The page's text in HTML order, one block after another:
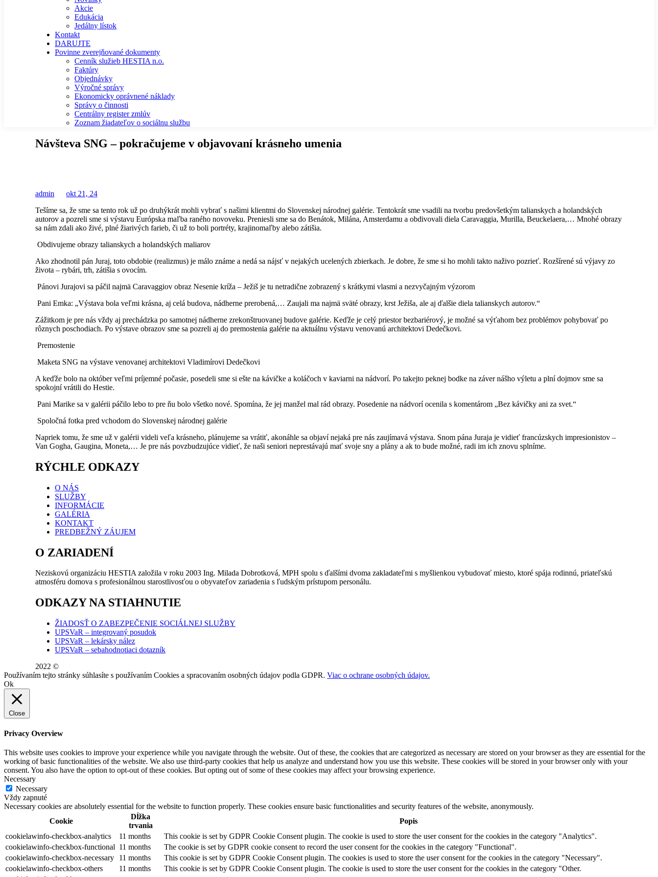
Akcie
Edukácia
Jedálny lístok
Kontakt
DARUJTE
Povinne zverejňované dokumenty
Cenník služieb HESTIA n.o.
Faktúry
Objednávky
Výročné správy
Ekonomicky oprávnené náklady
Správy o činnosti
Centrálny register zmlúv
Zoznam žiadateľov o sociálnu službu
Návšteva SNG – pokračujeme v objavovaní krásneho umenia
admin
okt 21, 24
Tešíme sa, že sme sa tento rok už po druhýkrát mohli vybrať s našimi klientmi do Slovenskej národnej galérie. Tentokrát sme vsadili na tvorbu predovšetkým talianskych a holandských
autorov a pozreli sme si výstavu Európska maľba raného novoveku. Preniesli sme sa do Benátok, Milána, Amsterdamu a obdivovali diela Caravaggia, Murilla, Beuckelaera,… Mnohé obrazy
sa nám zdali ako živé, plné žiarivých farieb, či už to boli portréty, krajinomaľby alebo zátišia.
Obdivujeme obrazy talianskych a holandských maliarov
Ako zhodnotil pán Juraj, toto obdobie (realizmus) je málo známe a nedá sa nájsť v nejakých ucelených zbierkach. Je dobre, že sme si ho mohli takto naživo pozrieť. Rozšírené sú výjavy zo
života – rybári, trh, zátišia s ovocím.
Pánovi Jurajovi sa páčil najmä Caravaggiov obraz Nesenie kríža – Ježiš je tu netradične zobrazený s krátkymi vlasmi a nezvyčajným výzorom
Pani Emka: „Výstava bola veľmi krásna, aj celá budova, nádherne prerobená,… Zaujali ma najmä sväté obrazy, krst Ježiša, ale aj ďalšie diela talianskych autorov.“
Zážitkom je pre nás vždy aj prechádzka po samotnej nádherne zrekonštruovanej budove galérie. Keďže je celý priestor bezbariérový, je možné sa výťahom bez problémov pohybovať po
rôznych poschodiach. Po výstave obrazov sme sa pozreli aj do premostenia galérie na aktuálnu výstavu venovanú architektovi Dedečkovi.
Premostenie
Maketa SNG na výstave venovanej architektovi Vladimírovi Dedečkovi
A keďže bolo na október veľmi príjemné počasie, posedeli sme si ešte na kávičke a koláčoch v kaviarni na nádvorí. Po takejto peknej bodke na záver nášho výletu a plní dojmov sme sa
spokojní vrátili do Hestie.
Pani Marike sa v galérii páčilo lebo to pre ňu bolo všetko nové. Spomína, že jej manžel mal rád obrazy. Posedenie na nádvorí ocenila s komentárom „Bez kávičky ani za svet.“
Spoločná fotka pred vchodom do Slovenskej národnej galérie
Napriek tomu, že sme už v galérii videli veľa krásneho, plánujeme sa vrátiť, akonáhle sa objaví nejaká pre nás zaujímavá výstava. Snom pána Juraja je vidieť francúzskych impresionistov –
Van Gogha, Gaugina, Moneta,… Je pre nás povzbudzujúce vidieť, že naši seniori neprestávajú mať svoje sny a plány a ak to bude možné, radi im ich znovu splníme.
RÝCHLE ODKAZY
O NÁS
SLUŽBY
INFORMÁCIE
GALÉRIA
KONTAKT
PREDBEŽNÝ ZÁUJEM
O ZARIADENÍ
Neziskovú organizáciu HESTIA založila v roku 2003 Ing. Milada Dobrotková, MPH spolu s ďalšími dvoma zakladateľmi s myšlienkou vybudovať miesto, ktoré spája rodinnú, priateľskú
atmosféru domova s profesionálnou starostlivosťou o obyvateľov zariadenia s ľudským prístupom personálu.
ODKAZY NA STIAHNUTIE
ŽIADOSŤ O ZABEZPEČENIE SOCIÁLNEJ SLUŽBY
UPSVaR – integrovaný posudok
UPSVaR – lekársky nález
UPSVaR – sebahodnotiaci dotazník
2022 ©
Používaním tejto stránky súhlasíte s používaním Cookies a spracovaním osobných údajov podla GDPR. Viac o ochrane osobných údajov.
Ok
Close
Privacy Overview
This website uses cookies to improve your experience while you navigate through the website. Out of these, the cookies that are categorized as necessary are stored on your browser as they are essential for the
working of basic functionalities of the website. We also use third-party cookies that help us analyze and understand how you use this website. These cookies will be stored in your browser only with your
consent. You also have the option to opt-out of these cookies. But opting out of some of these cookies may affect your browsing experience.
Necessary
Necessary
Vždy zapnuté
Necessary cookies are absolutely essential for the website to function properly. These cookies ensure basic functionalities and security features of the website, anonymously.
Cookie
Dĺžka
trvania
Popis
cookielawinfo-checkbox-analytics
11 months
This cookie is set by GDPR Cookie Consent plugin. The cookie is used to store the user consent for the cookies in the category "Analytics".
cookielawinfo-checkbox-functional 11 months
The cookie is set by GDPR cookie consent to record the user consent for the cookies in the category "Functional".
cookielawinfo-checkbox-necessary
11 months
This cookie is set by GDPR Cookie Consent plugin. The cookies is used to store the user consent for the cookies in the category "Necessary".
cookielawinfo-checkbox-others
11 months
This cookie is set by GDPR Cookie Consent plugin. The cookie is used to store the user consent for the cookies in the category "Other.